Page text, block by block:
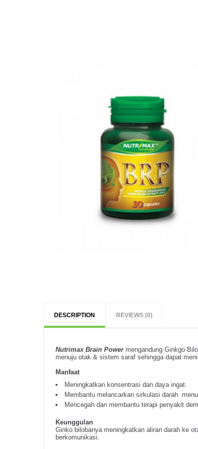
DESCRIPTION REVIEWS (0)
Nutrimax Brain Powermengandung Ginkgo
menuju otak & sistem saraf sehingga dapat
Manfaat
Meningkatkan konsentrasi dan daya ingat.
Membantu melancarkan sirkulasi darah
Mencegah dan membantu terapi penyakit
Keunggulan
Ginko bilobanya meningkatkan aliran darah ke
berkomunikasi.